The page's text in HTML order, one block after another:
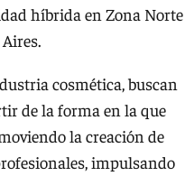
híbrida en Zona Norte
cosmética, buscan
de la forma en la que
la creación de
impulsando